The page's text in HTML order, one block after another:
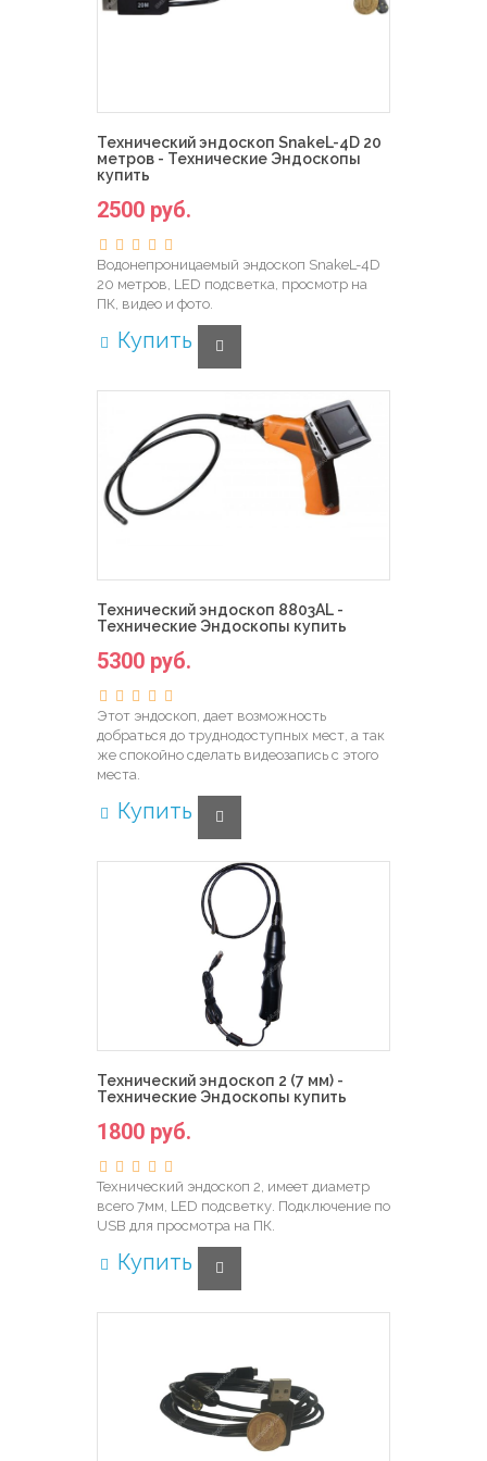
Технический эндоскоп SnakeL-4D 20
метров - Технические Эндоскопы
купить
2500 руб.
Водонепроницаемый эндоскоп SnakeL-4D
20 метров, LED подсветка, просмотр на
ПК, видео и фото.
Купить
Технический эндоскоп 8803AL -
Технические Эндоскопы купить
5300 руб.
Этот эндоскоп, дает возможность
добраться до труднодоступных мест, а так
же спокойно сделать видеозапись с этого
места.
Купить
Технический эндоскоп 2 (7 мм) -
Технические Эндоскопы купить
1800 руб.
Технический эндоскоп 2, имеет диаметр
всего 7мм, LED подсветку. Подключение по
USB для просмотра на ПК.
Купить